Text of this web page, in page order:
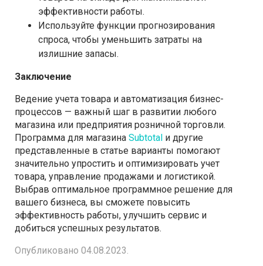
эффективности работы.
Используйте функции прогнозирования
спроса, чтобы уменьшить затраты на
излишние запасы.
Заключение
Ведение учета товара и автоматизация бизнес-
процессов — важный шаг в развитии любого
магазина или предприятия розничной торговли.
Программа для магазина Subtotal и другие
представленные в статье варианты помогают
значительно упростить и оптимизировать учет
товара, управление продажами и логистикой.
Выбрав оптимальное программное решение для
вашего бизнеса, вы сможете повысить
эффективность работы, улучшить сервис и
добиться успешных результатов.
Опубликовано 04.08.2023.